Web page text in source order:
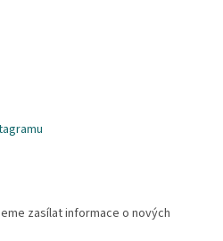
zasílat informace o nových